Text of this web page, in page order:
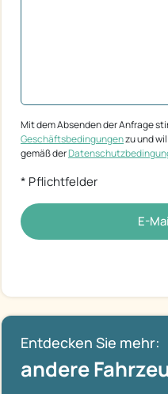
Mit dem Absenden der Anfrage
Geschäftsbedingungenzu und
gemäß der
* Pflichtfelder
E-
Entdecken Sie mehr:
andere